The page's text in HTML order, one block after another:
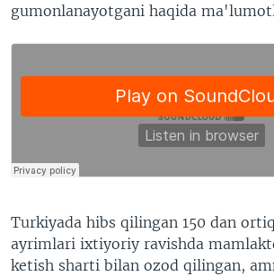
gumonlanayotgani haqida
Turkiyada hibs qilingan 150 dan
ayrimlari ixtiyoriy ravishda
ketish sharti bilan ozod qilingan,